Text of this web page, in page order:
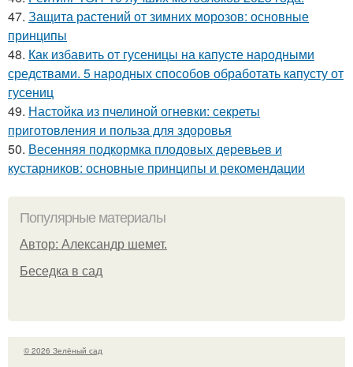
47. Защита растений от зимних морозов: основные
принципы
48. Как избавить от гусеницы на капусте народными
средствами. 5 народных способов обработать капусту от
гусениц
49. Настойка из пчелиной огневки: секреты
приготовления и польза для здоровья
50. Весенняя подкормка плодовых деревьев и
кустарников: основные принципы и рекомендации
Популярные материалы
Автор: Александр шемет.
Беседка в сад
© 2026 Зелёный сад